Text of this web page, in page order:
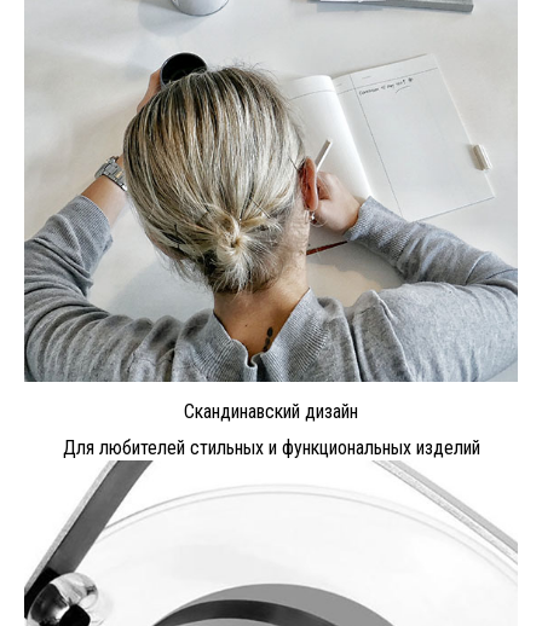
Скандинавский дизайн
Для любителей стильных и функциональных изделий